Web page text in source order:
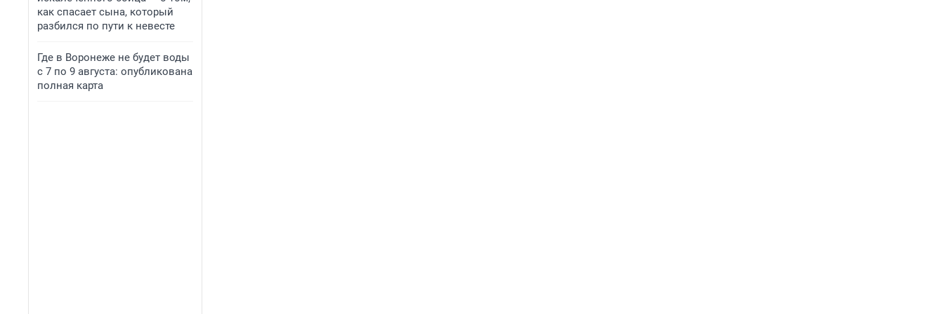
как спасает сына, который
разбился по пути к невесте
Где в Воронеже не будет воды
с 7 по 9 августа: опубликована
полная карта